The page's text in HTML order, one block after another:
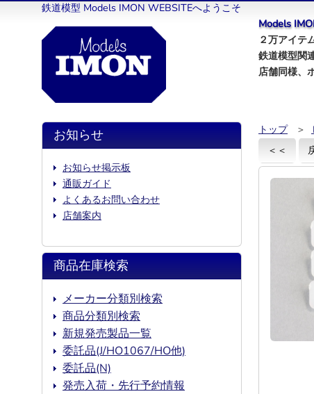
鉄道模型 Models IMON WEBSITEへようこそ
Models
２万アイテ
鉄道模型関
店舗同様、
トップ ＞
＜＜
お知らせ
お知らせ掲示板
通販ガイド
よくあるお問い合わせ
店舗案内
商品在庫検索
メーカー分類別検索
商品分類別検索
新規発売製品一覧
委託品(J/HO1067/HO他)
委託品(N)
発売入荷・先行予約情報